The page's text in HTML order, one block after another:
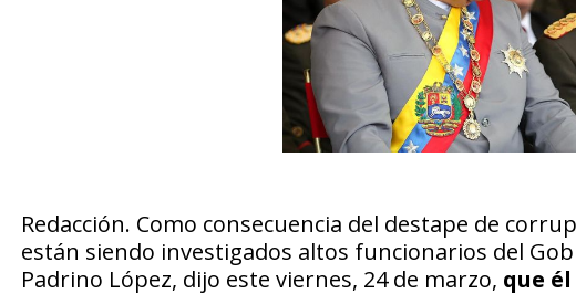
Redacción. Como consecuencia del destape de
están siendo investigados altos funcionarios del
Padrino López, dijo este viernes, 24 de marzo, que